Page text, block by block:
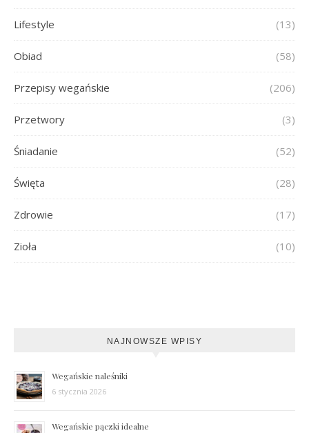
Lifestyle (13)
Obiad (58)
Przepisy wegańskie (206)
Przetwory (3)
Śniadanie (52)
Święta (28)
Zdrowie (17)
Zioła (10)
NAJNOWSZE WPISY
Wegańskie naleśniki
6 stycznia 2026
Wegańskie pączki idealne